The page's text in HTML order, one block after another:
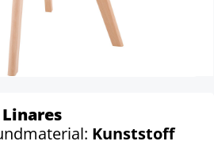
Kunststoff